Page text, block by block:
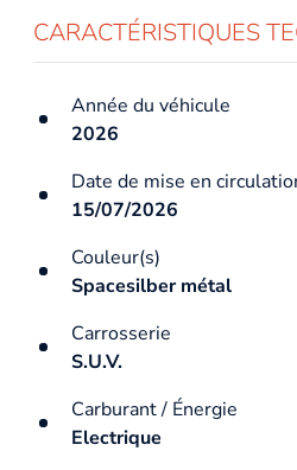
CARACTÉRISTIQUES
Année du véhicule
2026
Date de mise en
15/07/2026
Couleur(s)
Spacesilber métal
Carrosserie
S.U.V.
Carburant / Énergie
Electrique